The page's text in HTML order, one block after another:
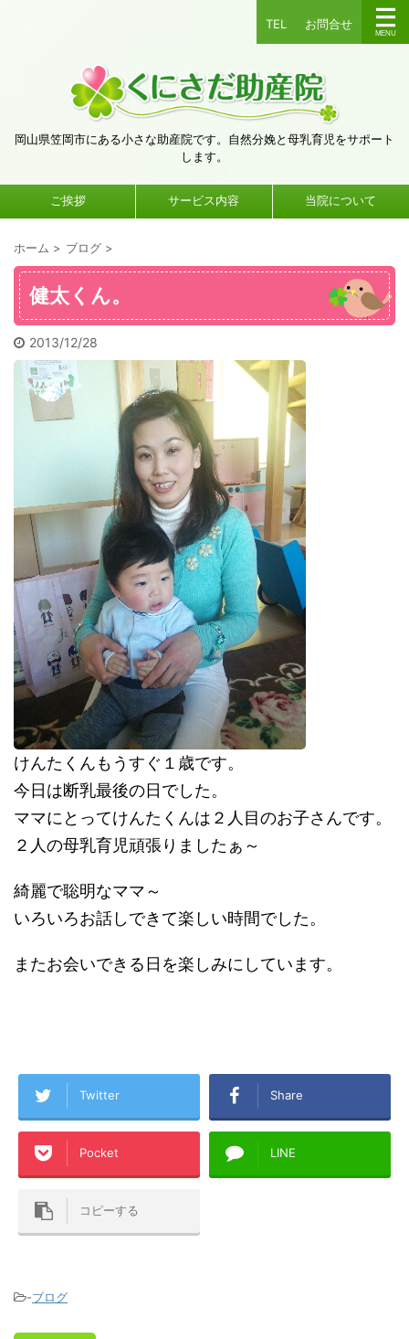
TEL お問合せ
岡山県笠岡市にある小さな助産院です。自然分娩と母乳育児をサポート
します。
ご挨拶 サービス内容 当院について
ホーム > ブログ >
健太くん。
2013/12/28
けんたくんもうすぐ１歳です。
今日は断乳最後の日でした。
ママにとってけんたくんは２人目のお子さんです。
２人の母乳育児頑張りましたぁ～
綺麗で聡明なママ～
いろいろお話しできて楽しい時間でした。
またお会いできる日を楽しみにしています。
Twitter Share
Pocket LINE
コピーする
-ブログ